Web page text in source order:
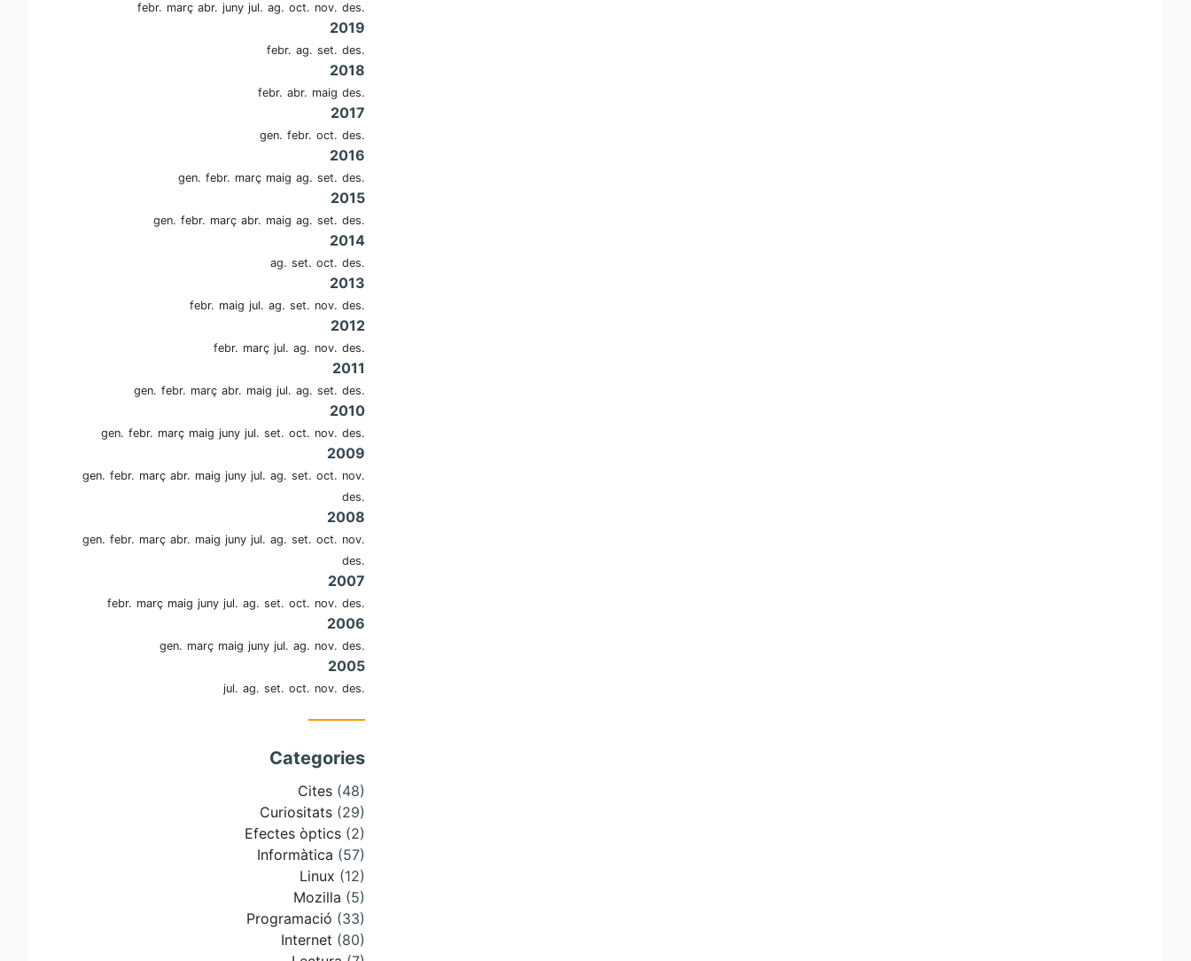
febr. març abr. juny jul. ag. oct. nov. des.
2019
febr. ag. set. des.
2018
febr. abr. maig des.
2017
gen. febr. oct. des.
2016
gen. febr. març maig ag. set. des.
2015
gen. febr. març abr. maig ag. set. des.
2014
ag. set. oct. des.
2013
febr. maig jul. ag. set. nov. des.
2012
febr. març jul. ag. nov. des.
2011
gen. febr. març abr. maig jul. ag. set. des.
2010
gen. febr. març maig juny jul. set. oct. nov. des.
2009
gen. febr. març abr. maig juny jul. ag. set. oct. nov.
des.
2008
gen. febr. març abr. maig juny jul. ag. set. oct. nov.
des.
2007
febr. març maig juny jul. ag. set. oct. nov. des.
2006
gen. març maig juny jul. ag. nov. des.
2005
jul. ag. set. oct. nov. des.
Categories
Cites (48)
Curiositats (29)
Efectes òptics (2)
Informàtica (57)
Linux (12)
Mozilla (5)
Programació (33)
Internet (80)